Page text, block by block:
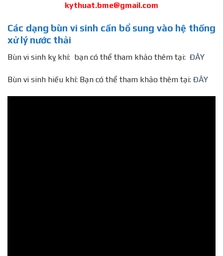
kythuat.bme@gmail.com
Các dạng bùn vi sinh cần bổ sung vào hệ thống
xử lý nước thải
Bùn vi sinh kỵ khí: bạn có thể tham khảo thêm tại: ĐÂY
Bùn vi sinh hiếu khí: Bạn có thể tham khảo thêm tại: ĐÂY